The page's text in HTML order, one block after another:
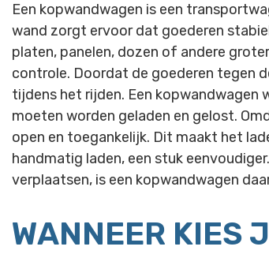
Een kopwandwagen is een
wand zorgt ervoor dat goederen
platen, panelen, dozen of andere
controle. Doordat de goederen tegen
tijdens het rijden. Een kopwandwagen
moeten worden geladen en gelost.
open en toegankelijk. Dit maakt het
handmatig laden, een stuk
verplaatsen, is een kopwandwagen
WANNEER KIES